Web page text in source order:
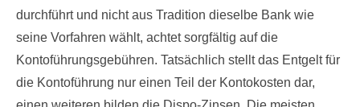
durchführt und nicht aus Tradition dieselbe Bank wie
seine Vorfahren wählt, achtet sorgfältig auf die
Kontoführungsgebühren. Tatsächlich stellt das Entgelt für
die Kontoführung nur einen Teil der Kontokosten dar,